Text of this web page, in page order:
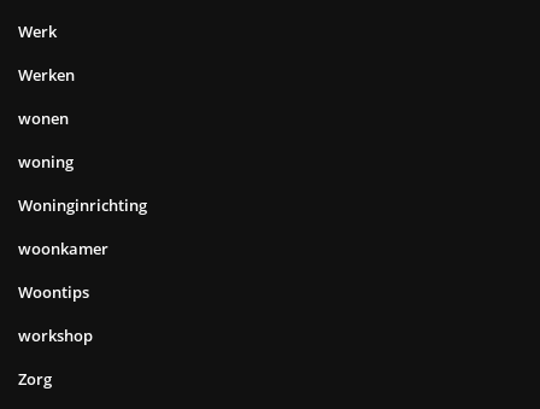
Werk
Werken
wonen
woning
Woninginrichting
woonkamer
Woontips
workshop
Zorg